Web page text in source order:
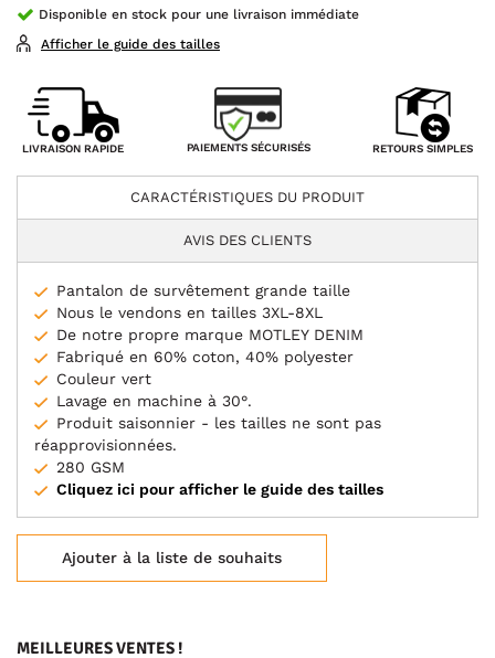
Disponible en stock pour une livraison immédiate
Afficher le guide des tailles
LIVRAISON RAPIDE PAIEMENTS SÉCURISÉS RETOURS SIMPLES
CARACTÉRISTIQUES DU PRODUIT
AVIS DES CLIENTS
Pantalon de survêtement grande taille
Nous le vendons en tailles 3XL-8XL
De notre propre marque MOTLEY DENIM
Fabriqué en 60% coton, 40% polyester
Couleur vert
Lavage en machine à 30°.
Produit saisonnier - les tailles ne sont pas
réapprovisionnées.
280 GSM
Cliquez ici pour afficher le guide des tailles
Ajouter à la liste de souhaits
MEILLEURES VENTES !